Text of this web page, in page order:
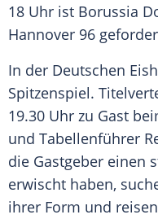
18 Uhr ist Borussia
Hannover 96
In der Deutschen
Spitzenspiel.
19.30 Uhr zu Gast
und Tabellenführer
die Gastgeber einen
erwischt haben,
ihrer Form und